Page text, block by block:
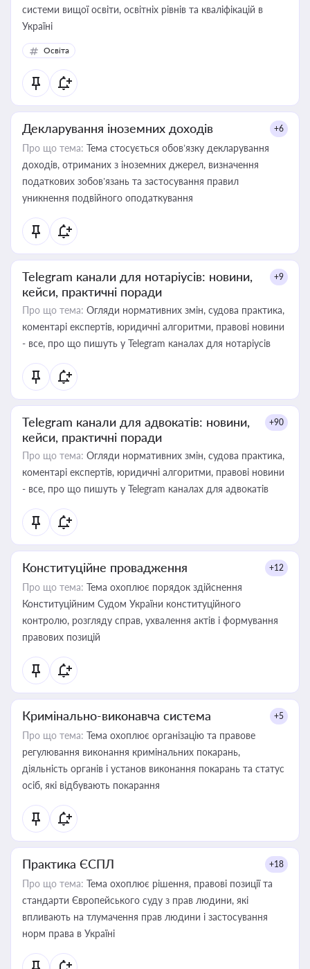
системи вищої освіти, освітніх рівнів та кваліфікацій в
Україні
Освіта
Декларування іноземних доходів +6
Про що тема: Тема стосується обов’язку декларування
доходів, отриманих з іноземних джерел, визначення
податкових зобов’язань та застосування правил
уникнення подвійного оподаткування
Telegram канали для нотаріусів: новини,
кейси, практичні поради
+9
Про що тема: Огляди нормативних змін, судова практика,
коментарі експертів, юридичні алгоритми, правові новини
- все, про що пишуть у Telegram каналах для нотаріусів
Telegram канали для адвокатів: новини,
кейси, практичні поради
+90
Про що тема: Огляди нормативних змін, судова практика,
коментарі експертів, юридичні алгоритми, правові новини
- все, про що пишуть у Telegram каналах для адвокатів
Конституційне провадження +12
Про що тема: Тема охоплює порядок здійснення
Конституційним Судом України конституційного
контролю, розгляду справ, ухвалення актів і формування
правових позицій
Кримінально-виконавча система +5
Про що тема: Тема охоплює організацію та правове
регулювання виконання кримінальних покарань,
діяльність органів і установ виконання покарань та статус
осіб, які відбувають покарання
Практика ЄСПЛ +18
Про що тема: Тема охоплює рішення, правові позиції та
стандарти Європейського суду з прав людини, які
впливають на тлумачення прав людини і застосування
норм права в Україні